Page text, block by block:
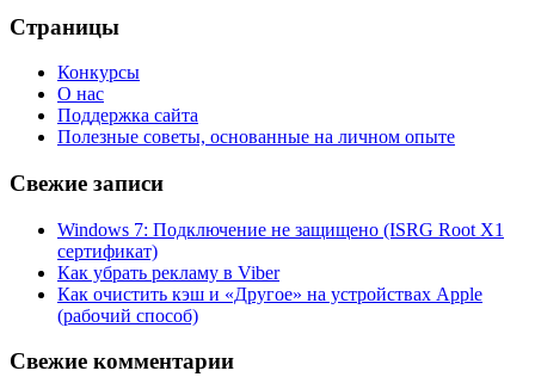
Страницы
Конкурсы
О нас
Поддержка сайта
Полезные советы, основанные на личном опыте
Свежие записи
Windows 7: Подключение не защищено (ISRG Root X1
сертификат)
Как убрать рекламу в Viber
Как очистить кэш и «Другое» на устройствах Apple
(рабочий способ)
Свежие комментарии